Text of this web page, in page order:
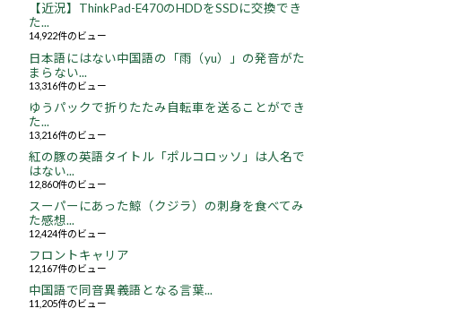
【近況】ThinkPad-E470のHDDをSSDに交換でき
た...
14,922件のビュー
日本語にはない中国語の「雨（yu）」の発音がた
まらない...
13,316件のビュー
ゆうパックで折りたたみ自転車を送ることができ
た...
13,216件のビュー
紅の豚の英語タイトル「ポルコロッソ」は人名で
はない...
12,860件のビュー
スーパーにあった鯨（クジラ）の刺身を食べてみ
た感想...
12,424件のビュー
フロントキャリア
12,167件のビュー
中国語で同音異義語となる言葉...
11,205件のビュー